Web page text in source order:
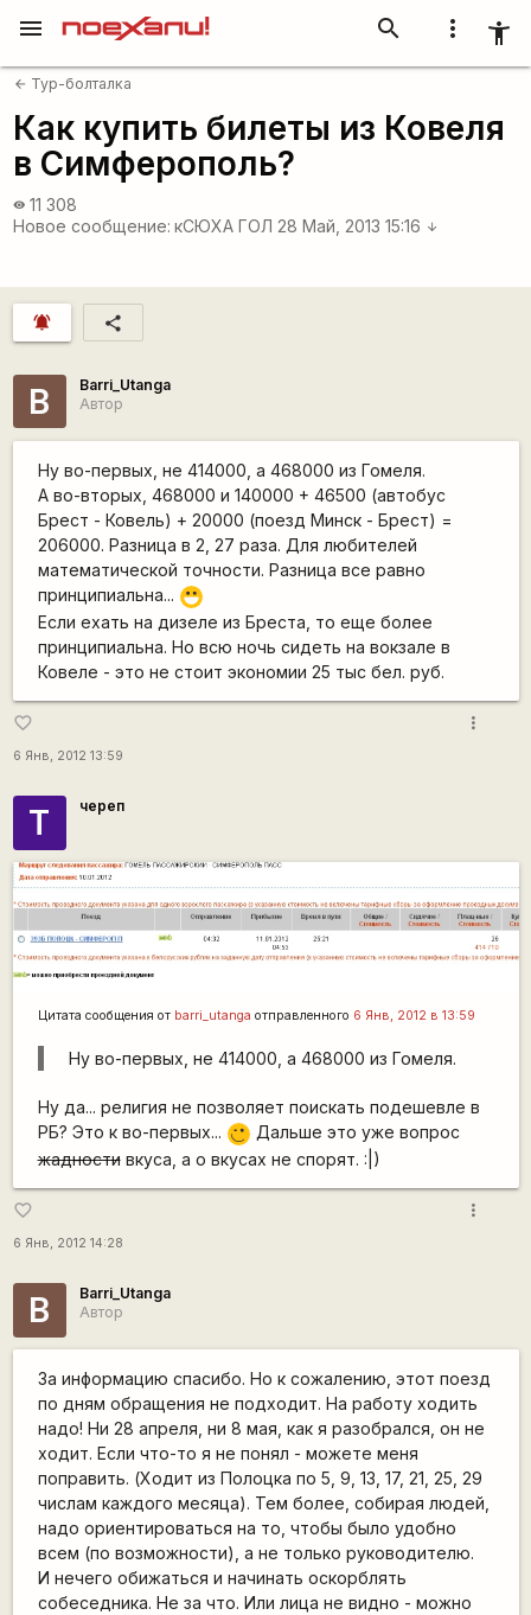
more_vert accessibility_new
search
menu
arrow_back Тур-болталка
Как купить билеты из Ковеля
в Симферополь?
visibility 11 308
Новое сообщение: кСЮХА ГОЛ 28 Май, 2013 15:16 arrow_downward
notifications_active share
B
Barri_Utanga
Автор
Ну во-первых, не 414000, а 468000 из Гомеля.
А во-вторых, 468000 и 140000 + 46500 (автобус
Брест - Ковель) + 20000 (поезд Минск - Брест) =
206000. Разница в 2, 27 раза. Для любителей
математической точности. Разница все равно
принципиальна... :D
Если ехать на дизеле из Бреста, то еще более
принципиальна. Но всю ночь сидеть на вокзале в
Ковеле - это не стоит экономии 25 тыс бел. руб.
favorite_border
6 Янв, 2012 13:59
more_vert
Т череп
Цитата сообщения от barri_utanga отправленного 6 Янв, 2012 в 13:59
Ну во-первых, не 414000, а 468000 из Гомеля.
Ну да... религия не позволяет поискать подешевле в
РБ? Это к во-первых... ,-) Дальше это уже вопрос
жадностивкуса, а о вкусах не спорят. :|)
favorite_border
6 Янв, 2012 14:28
more_vert
B
Barri_Utanga
Автор
За информацию спасибо. Но к сожалению, этот поезд
по дням обращения не подходит. На работу ходить
надо! Ни 28 апреля, ни 8 мая, как я разобрался, он не
ходит. Если что-то я не понял - можете меня
поправить. (Ходит из Полоцка по 5, 9, 13, 17, 21, 25, 29
числам каждого месяца). Тем более, собирая людей,
надо ориентироваться на то, чтобы было удобно
всем (по возможности), а не только руководителю.
И нечего обижаться и начинать оскорблять
собеседника. Не за что. Или лица не видно - можно